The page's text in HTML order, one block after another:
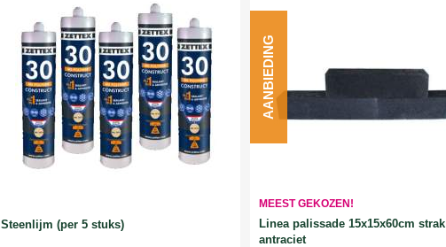
Steenlijm (per 5 stuks)
MEEST GEKOZEN!
Linea palissade 15x15x60cm strak
antraciet
AANBIEDING